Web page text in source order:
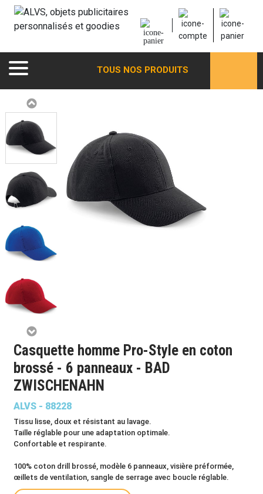
TOUS NOS PRODUITS
Casquette homme Pro-Style en coton
brossé - 6 panneaux - BAD
ZWISCHENAHN
ALVS - 88228
Tissu lisse, doux et résistant au lavage.
Taille réglable pour une adaptation optimale.
Confortable et respirante.
100% coton drill brossé, modèle 6 panneaux, visière préformée,
œillets de ventilation, sangle de serrage avec boucle réglable.